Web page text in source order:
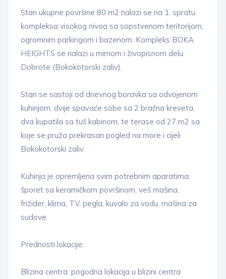
Stan ukupne površine 80 m2 nalazi se na 1. spratu
kompleksa visokog nivoa sa sopstvenom teritorijom,
ogromnim parkingom i bazenom. Kompleks BOKA
HEIGHTS se nalazi u mirnom i živopisnom delu
Dobrote (Bokokotorski zaliv).
Stan se sastoji od dnevnog boravka sa odvojenom
kuhinjom, dvije spavaće sobe sa 2 bračna kreveta,
dva kupatila sa tuš kabinom, te terase od 27 m2 sa
koje se pruža prekrasan pogled na more i cijeli
Bokokotorski zaliv.
Kuhinja je opremljena svim potrebnim aparatima:
šporet sa keramičkom površinom, veš mašina,
frižider, klima, TV, pegla, kuvalo za vodu, mašina za
sudove.
Prednosti lokacije:
Blizina centra: pogodna lokacija u blizini centra